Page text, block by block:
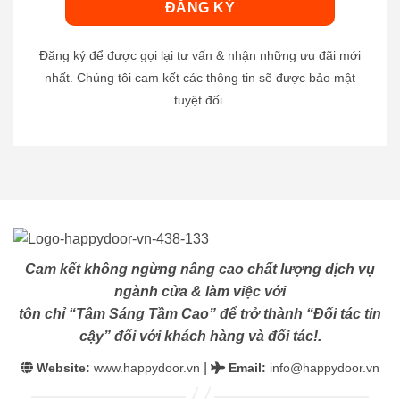
Đăng ký để được gọi lại tư vấn & nhận những ưu đãi mới
nhất. Chúng tôi cam kết các thông tin sẽ được bảo mật
tuyệt đối.
Cam kết không ngừng nâng cao chất lượng dịch vụ
ngành cửa & làm việc với
tôn chỉ “Tâm Sáng Tầm Cao” để trở thành “Đối tác tin
cậy” đối với khách hàng và đối tác!.
Website: www.happydoor.vn Email: info@happydoor.vn